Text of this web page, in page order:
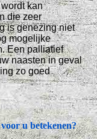
kan
die zeer
is genezing niet
mogelijke
Een palliatief
naasten in geval
zo goed
u betekenen?